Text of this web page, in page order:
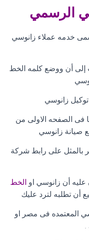
الرسمي
خدمه عملاء زانوسي
إلى أن ووضع كلمه الخط
توكيل زانوسي
فى الصفحه الاولى من
صيانة زانوسي
بالمثل على رابط شركة
عليه أن زانوسي او الخط
أن تطلبه لترد عليك
المعتمده فى مصر او
.